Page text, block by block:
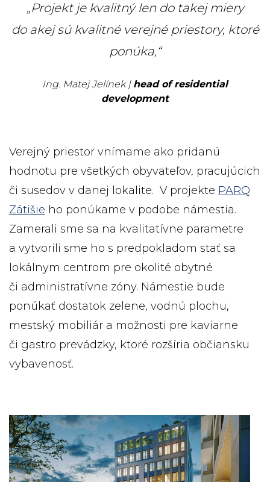
„Projekt je kvalitný len do takej miery
do akej sú kvalitné verejné priestory, ktoré
ponúka,“
Ing. Matej Jelínek | head of residential
development
Verejný priestor vnímame ako pridanú
hodnotu pre všetkých obyvateľov, pracujúcich
či susedov v danej lokalite. V projekte PARQ
Zátišie ho ponúkame v podobe námestia.
Zamerali sme sa na kvalitatívne parametre
a vytvorili sme ho s predpokladom stať sa
lokálnym centrom pre okolité obytné
či administratívne zóny. Námestie bude
ponúkať dostatok zelene, vodnú plochu,
mestský mobiliár a možnosti pre kaviarne
či gastro prevádzky, ktoré rozšíria občiansku
vybavenosť.